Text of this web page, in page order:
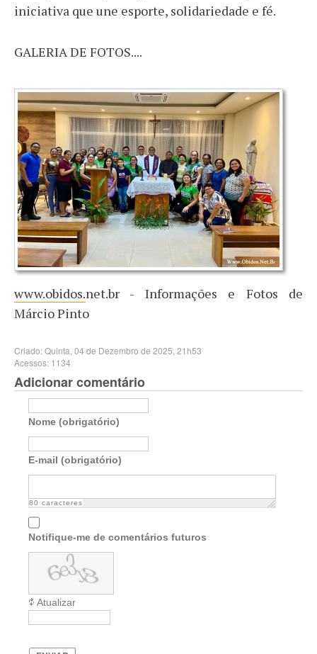
iniciativa que une esporte, solidariedade e fé.
GALERIA DE FOTOS....
www.obidos.net.br - Informações e Fotos de
Márcio Pinto
Criado: Quinta, 04 de Dezembro de 2025, 21h53
Acessos: 1134
Adicionar comentário
Nome (obrigatório)
E-mail (obrigatório)
80 caracteres
Notifique-me de comentários futuros
Atualizar